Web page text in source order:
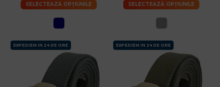
SELECTEAZĂ OPȚIUNILE SELECTEAZĂ OPȚIUNILE
EXPEDIEM IN 24 DE ORE EXPEDIEM IN 24 DE ORE